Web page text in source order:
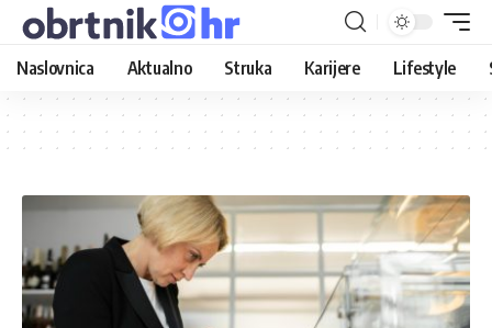
Naslovnica Aktualno Struka Karijere Lifestyle